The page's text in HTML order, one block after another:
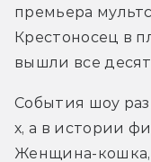
премьера
Крестоносец в
вышли все
События шоу
х, а в истории
Женщина-кошка,